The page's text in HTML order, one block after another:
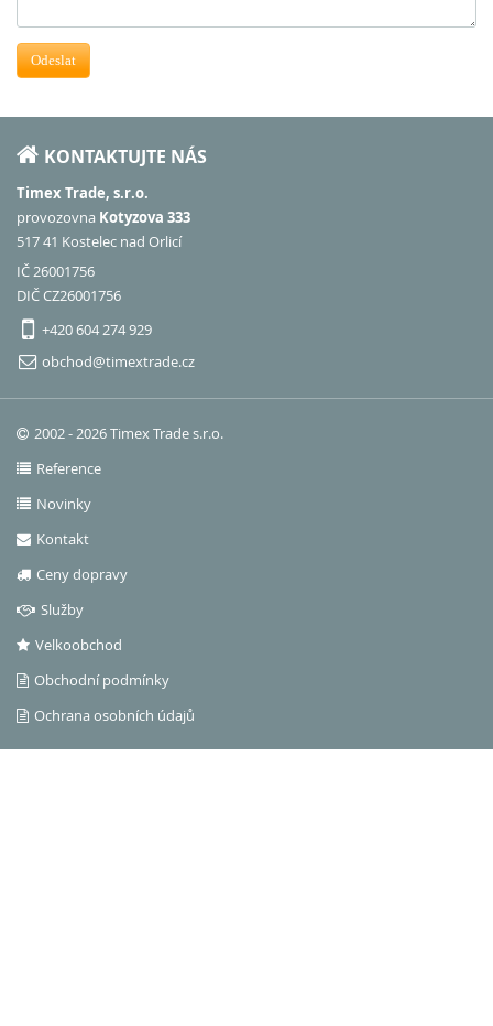
Odeslat
KONTAKTUJTE NÁS
Timex Trade, s.r.o.
provozovna Kotyzova 333
517 41 Kostelec nad Orlicí
IČ 26001756
DIČ CZ26001756
+420 604 274 929
obchod@timextrade.cz
2002 - 2026 Timex Trade s.r.o.
Reference
Novinky
Kontakt
Ceny dopravy
Služby
Velkoobchod
Obchodní podmínky
Ochrana osobních údajů